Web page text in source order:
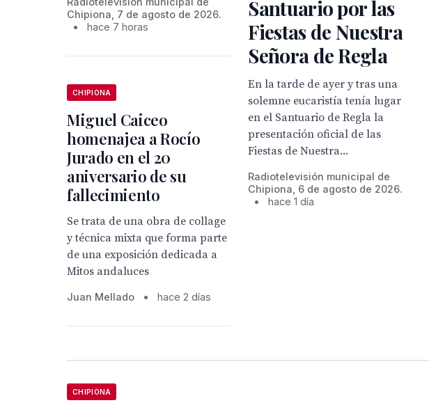
Chipiona, 7 de agosto de 2026.
•
hace 7 horas
Santuario por las
Fiestas de Nuestra
Señora de Regla
En la tarde de ayer y tras una
solemne eucaristía tenía lugar
en el Santuario de Regla la
presentación oficial de las
Fiestas de Nuestra...
Radiotelevisión municipal de
Chipiona, 6 de agosto de 2026.
•
hace 1 día
CHIPIONA
Miguel Caiceo
homenajea a Rocío
Jurado en el 20
aniversario de su
fallecimiento
Se trata de una obra de collage
y técnica mixta que forma parte
de una exposición dedicada a
Mitos andaluces
Juan Mellado • hace 2 días
CHIPIONA